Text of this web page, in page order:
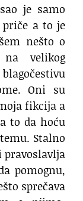
je samo
priče a to je
nešto o
velikog
Oni su
fikcija a
to da hoću
Stalno
pomognu,
sprečava